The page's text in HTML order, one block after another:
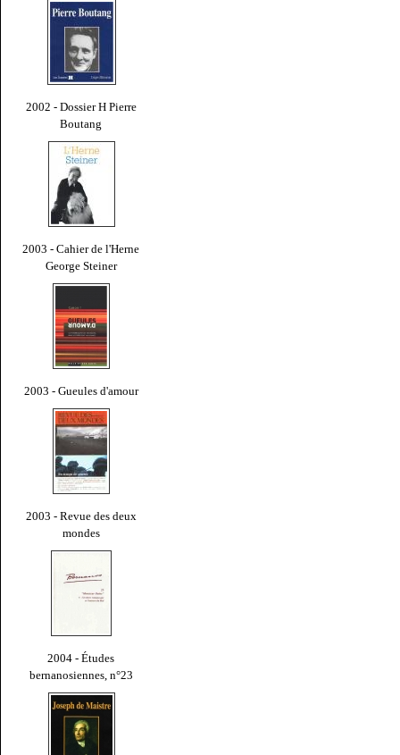
2002 - Dossier H Pierre
Boutang
2003 - Cahier de l'Herne
George Steiner
2003 - Gueules d'amour
2003 - Revue des deux
mondes
2004 - Études
bernanosiennes, n°23